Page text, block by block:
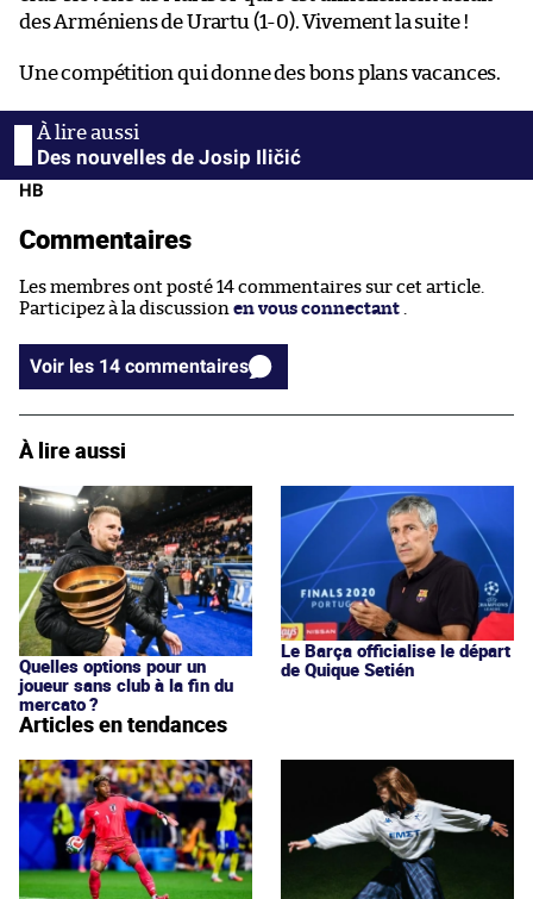
des Arméniens de Urartu (1-0). Vivement la suite !
Une compétition qui donne des bons plans vacances.
Des nouvelles de Josip Iličić
HB
Commentaires
Les membres ont posté 14 commentaires sur cet article.
Participez à la discussion en vous connectant
Voir les 14 commentaires
À lire aussi
Quelles options pour un
joueur sans club à la fin du
mercato ?
Le Barça officialise le départ
de Quique Setién
Articles en tendances